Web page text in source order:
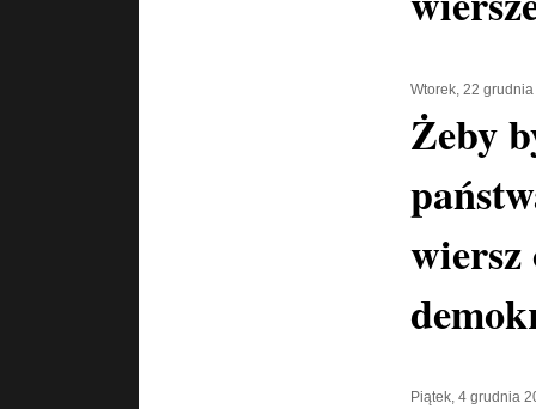
Wtorek, 22
Żeby
Piątek, 4 grudnia